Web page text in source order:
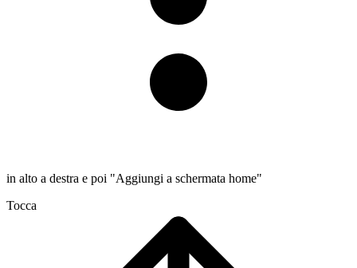
in alto a destra e poi "Aggiungi a schermata home"
Tocca